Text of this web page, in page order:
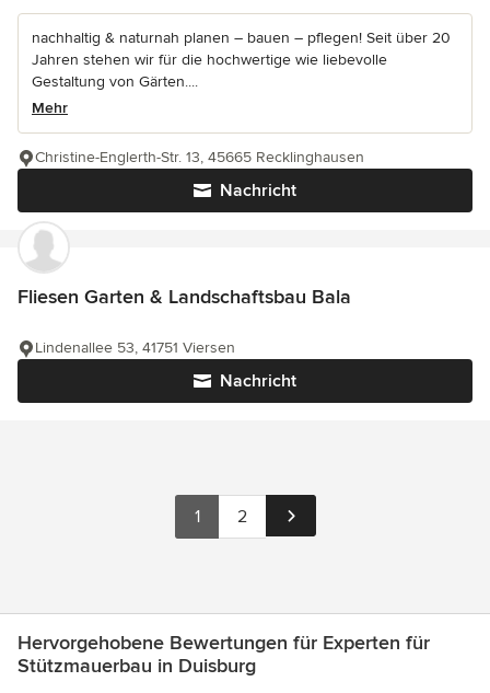
nachhaltig & naturnah planen – bauen – pflegen! Seit über 20
Jahren stehen wir für die hochwertige wie liebevolle
Gestaltung von Gärten....
Mehr
Nachricht
Christine-Englerth-Str. 13, 45665 Recklinghausen
Fliesen Garten & Landschaftsbau Bala
Nachricht
Lindenallee 53, 41751 Viersen
1 2
Hervorgehobene Bewertungen für Experten für
Stützmauerbau in Duisburg